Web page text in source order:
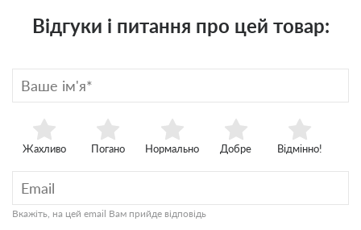
Відгуки і питання про цей товар:
Жахливо Погано Нормально Добре Відмінно!
Вкажіть, на цей email Вам прийде відповідь